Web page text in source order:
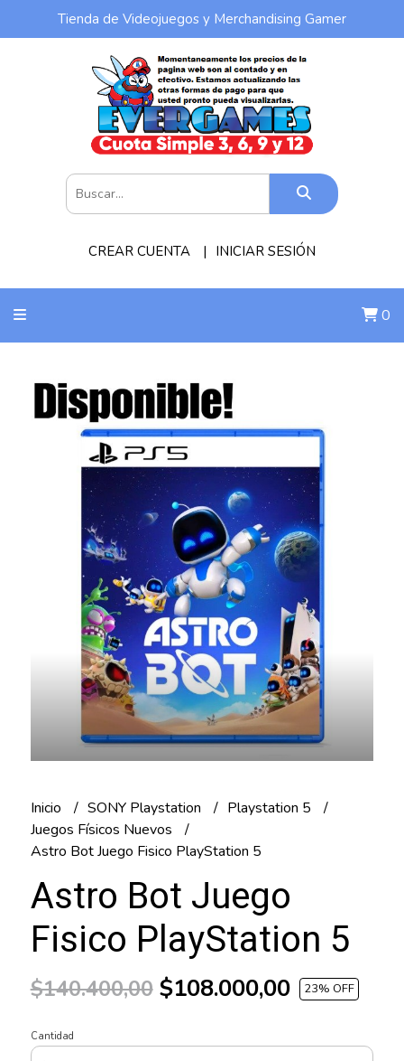
Tienda de Videojuegos y Merchandising Gamer
CREAR CUENTA INICIAR SESIÓN
0
Inicio SONY Playstation
Playstation 5
Juegos Físicos Nuevos
Astro Bot Juego Fisico PlayStation 5
Astro Bot Juego
Fisico PlayStation 5
$140.400,00$108.000,00 23% OFF
Cantidad